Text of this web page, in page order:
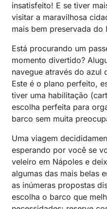
insatisfeito! E se tiver
visitar a maravilhosa
mais bem preservada do
Está procurando um
momento divertido?
navegue através do azul
Este é o plano perfeito,
tiver uma habilitação
escolha perfeita para
barco sem muita
Uma viagem
esperando por você se
veleiro em Nápoles e
algumas das mais belas
as inúmeras propostas
escolha o barco que